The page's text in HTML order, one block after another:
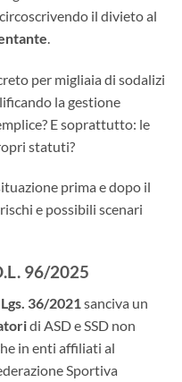
il divieto al
.
per migliaia di sodalizi
la gestione
E soprattutto: le
statuti?
prima e dopo il
e possibili scenari
96/2025
36/2021sanciva un
di ASD e SSD non
in enti affiliati al
Sportiva